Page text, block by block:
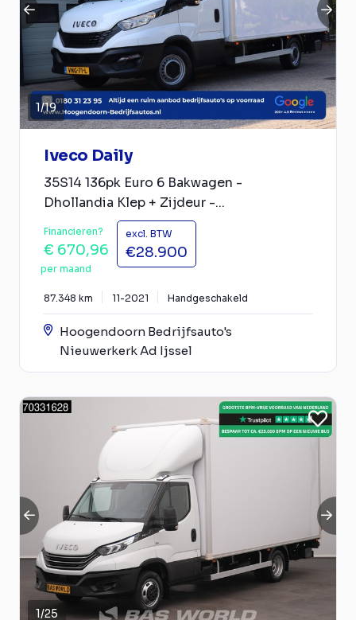
1/19
Iveco Daily
35S14 136pk Euro 6 Bakwagen -
Dhollandia Klep + Zijdeur -...
Financieren?
€ 670,96
per maand
excl. BTW
€28.900
87.348 km 11-2021 Handgeschakeld
Hoogendoorn Bedrijfsauto's
Nieuwerkerk Ad Ijssel
1/25